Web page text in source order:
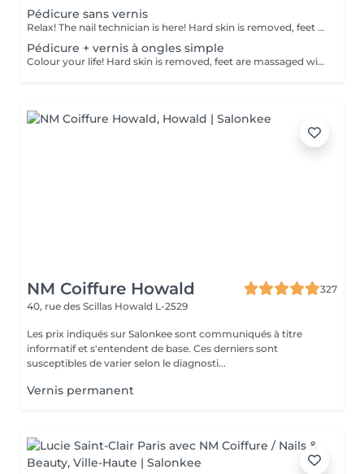
Pédicure sans vernis
Relax! The nail technician is here! Hard skin is removed, feet are massaged with deep conditioning creams leaving them softer and smoother. Cuticles will be made neat and tidy and toenails will be perfectly shaped. Our masters do hardware pedicure. How is pedicure without polish done? - rough skin is removed - the shape of the nail plate is corrected - heels are cleaned - the cuticle and side ridges are corrected - cuticle oil and feet cream are applied Age restrictions: recommended to do from 14 years. Post procedure recommendations: there are no post recommendations for this procedure. Frequency: once in 3-4 weeks.
Pédicure + vernis à ongles simple
Colour your life! Hard skin is removed, feet are massaged with deep conditioning creams leaving them softer and smoother. Cuticles will be made neat and tidy and toenails will be perfectly shaped. A regular nail polish is applied at the end of this treatment. Our masters do hardware pedicure. How is pedicure + simple nail polish done? - rough skin is removed - the shape of the nail plate is corrected - heels are cleaned - the cuticle and side ridges are corrected - nail polish is applied - cuticle oil and feet cream is applied Age restrictions: recommended to do from 14 years. Post procedure recommendations: there are no post recommendations for this procedure. Frequency: once in 3-4 weeks.
NM Coiffure Howald
327
40, rue des Scillas Howald L-2529
Les prix indiqués sur Salonkee sont communiqués à titre
informatif et s'entendent de base. Ces derniers sont
susceptibles de varier selon le diagnosti...
Vernis permanent